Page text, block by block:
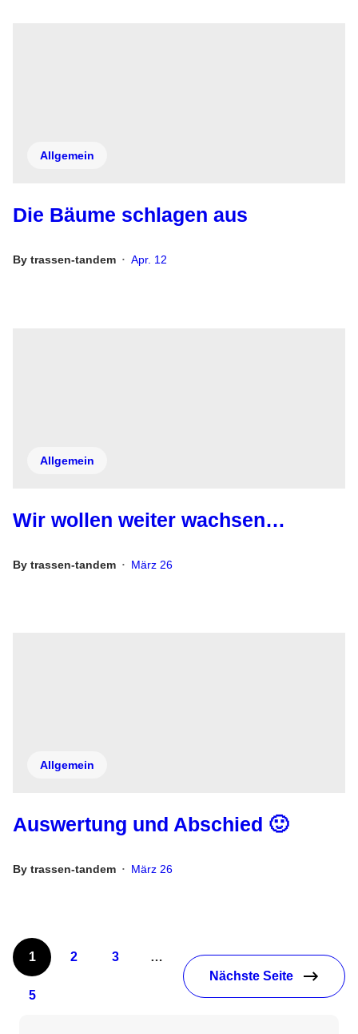
Allgemein
Die Bäume schlagen aus
By trassen-tandem • Apr. 12
Allgemein
Wir wollen weiter wachsen…
By trassen-tandem • März 26
Allgemein
Auswertung und Abschied 🙂
By trassen-tandem • März 26
1 2 3 …
5
Nächste Seite